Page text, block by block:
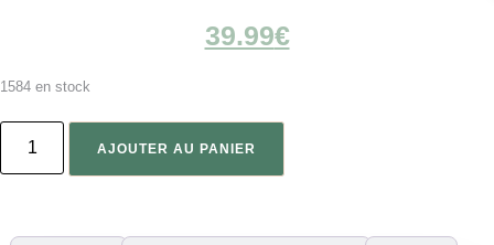
39.99€
1584 en stock
AJOUTER AU PANIER